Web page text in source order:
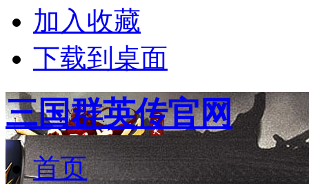
加入收藏
下载到桌面
三国群英传官网
首页